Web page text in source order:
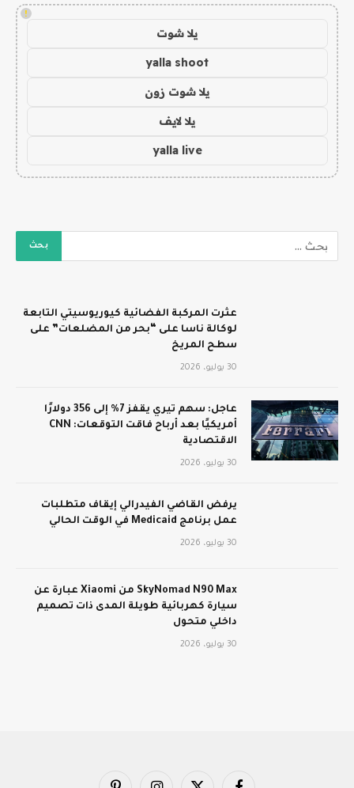
!
يلا شوت
yalla shoot
يلا شوت زون
يلا لايف
yalla live
عثرت المركبة الفضائية كيوريوسيتي التابعة
لوكالة ناسا على “بحر من المضلعات” على
سطح المريخ
30 يوليو، 2026
عاجل: سهم تيري يقفز 7% إلى 356 دولارًا
أمريكيًا بعد أرباح فاقت التوقعات: CNN
الاقتصادية
30 يوليو، 2026
يرفض القاضي الفيدرالي إيقاف متطلبات
عمل برنامج Medicaid في الوقت الحالي
30 يوليو، 2026
SkyNomad N90 Max من Xiaomi عبارة عن
سيارة كهربائية طويلة المدى ذات تصميم
داخلي متحول
30 يوليو، 2026